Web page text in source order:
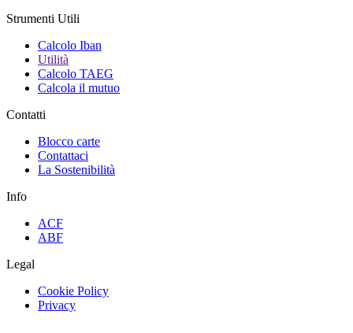
Strumenti Utili
Calcolo Iban
Utilità
Calcolo TAEG
Calcola il mutuo
Contatti
Blocco carte
Contattaci
La Sostenibilità
Info
ACF
ABF
Legal
Cookie Policy
Privacy